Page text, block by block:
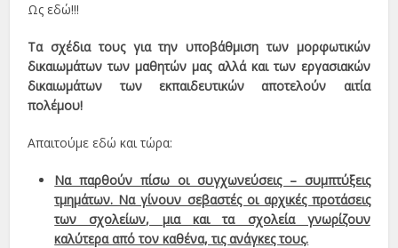
Ως εδώ!!!
Τα σχέδια τους για την υποβάθμιση των μορφωτικών
δικαιωμάτων των μαθητών μας αλλά και των εργασιακών
δικαιωμάτων των εκπαιδευτικών αποτελούν αιτία
πολέμου!
Απαιτούμε εδώ και τώρα:
Να παρθούν πίσω οι συγχωνεύσεις – συμπτύξεις
τμημάτων. Να γίνουν σεβαστές οι αρχικές προτάσεις
των σχολείων, μια και τα σχολεία γνωρίζουν
καλύτερα από τον καθένα, τις ανάγκες τους.